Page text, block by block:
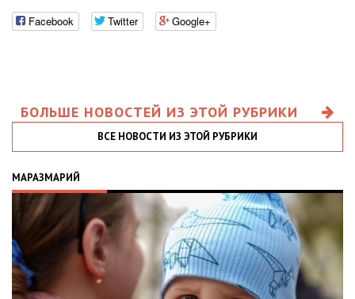
Facebook Twitter Google+
БОЛЬШЕ НОВОСТЕЙ ИЗ ЭТОЙ РУБРИКИ
ВСЕ НОВОСТИ ИЗ ЭТОЙ РУБРИКИ
МАРАЗМАРИЙ